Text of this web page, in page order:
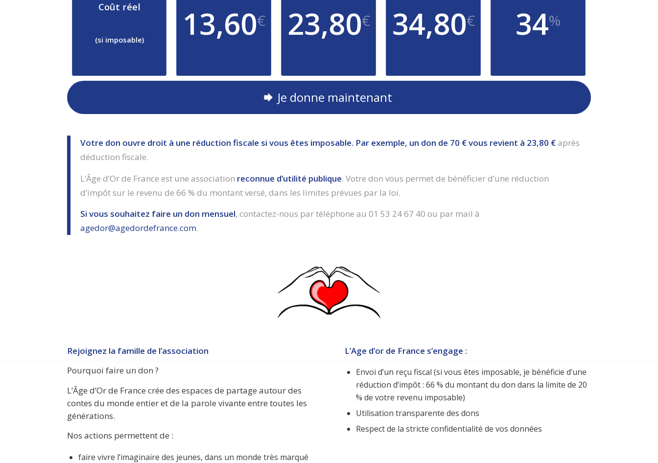
Coût réel
(si imposable) 13,60€ 23,80€ 34,80€ 34%
Je donne maintenant
Votre don ouvre droit à une réduction fiscale si vous êtes imposable. Par exemple, un don de 70 € vous revient à 23,80 €après
déduction fiscale.
L’Âge d’Or de France est une association reconnue d’utilité publique. Votre don vous permet de bénéficier d’une réduction
d’impôt sur le revenu de 66 % du montant versé, dans les limites prévues par la loi.
Si vous souhaitez faire un don mensuel, contactez-nous par téléphone au 01 53 24 67 40 ou par mail à
agedor@agedordefrance.com.
Rejoignez la famille de l’association
Pourquoi faire un don ?
L’Âge d’Or de France crée des espaces de partage autour des
contes du monde entier et de la parole vivante entre toutes les
générations.
Nos actions permettent de :
faire vivre l’imaginaire des jeunes, dans un monde très marqué
L’Age d’or de France s’engage :
Envoi d’un reçu fiscal (sivous êtes imposable, je bénéficie d’une
réduction d’impôt : 66 % du montant du don dans la limite de 20
% de votre revenu imposable)
Utilisation transparente des dons
Respect de la stricte confidentialité de vos données